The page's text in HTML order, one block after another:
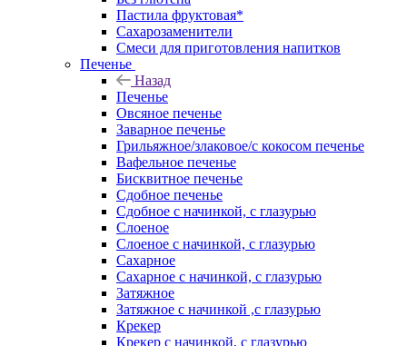
Пастила фруктовая*
Сахарозаменители
Смеси для приготовления напитков
Печенье
Назад
Печенье
Овсяное печенье
Заварное печенье
Грильяжное/злаковое/с кокосом печенье
Вафельное печенье
Бисквитное печенье
Сдобное печенье
Сдобное с начинкой, с глазурью
Слоеное
Слоеное с начинкой, с глазурью
Сахарное
Сахарное с начинкой, с глазурью
Затяжное
Затяжное с начинкой ,с глазурью
Крекер
Крекер с начинкой, с глазурью